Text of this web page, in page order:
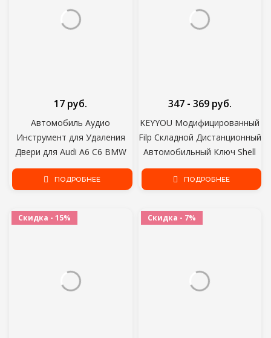
Автомобиль Аудио
Инструмент для Удаления
Двери для Audi A6 C6 BMW
F30 F10 Toyota Corolla
Citroen C5 Ford Focus 3 2
Qashqai
17 руб.
ПОДРОБНЕЕ
KEYYOU Модифицированный
Filp Складной Дистанционный
Автомобильный Ключ Shell
Case Для Peugeot 207 307
407 408 308 Для Citroen C4 C2
347 - 369 руб.
ПОДРОБНЕЕ
Скидка - 15% Скидка - 7%